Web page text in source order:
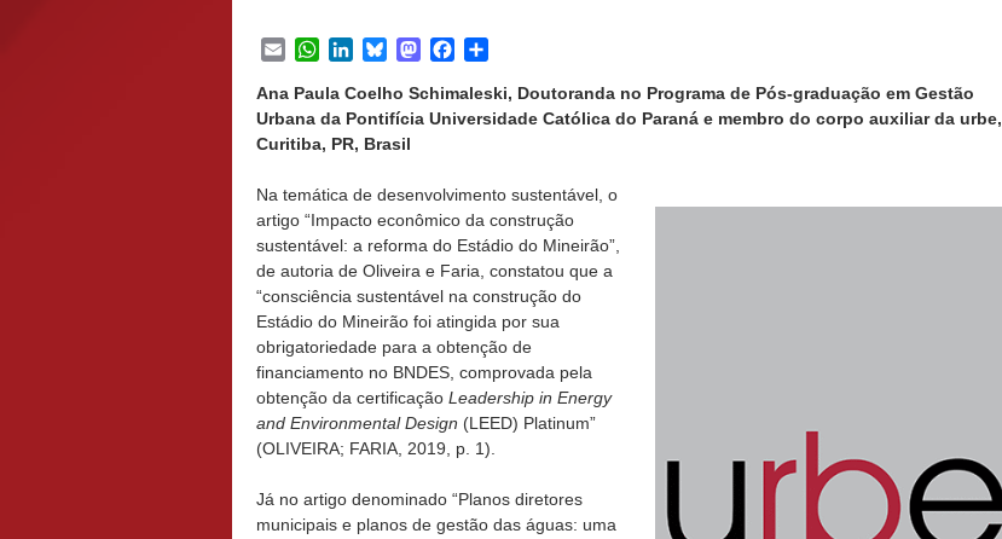
EmailWhatsApp
LinkedInBlueskyMastodonFacebook
Ana Paula Coelho Schimaleski, Doutoranda no Programa de Pós-graduação em Gestão
Urbana da Pontifícia Universidade Católica do Paraná e membro do corpo auxiliar da urbe,
Curitiba, PR, Brasil
Na temática de desenvolvimento sustentável, o
artigo “Impacto econômico da construção
sustentável: a reforma do Estádio do Mineirão”,
de autoria de Oliveira e Faria, constatou que a
“consciência sustentável na construção do
Estádio do Mineirão foi atingida por sua
obrigatoriedade para a obtenção de
financiamento no BNDES, comprovada pela
obtenção da certificação Leadership in Energy
and Environmental Design (LEED) Platinum”
(OLIVEIRA; FARIA, 2019, p. 1).
Já no artigo denominado “Planos diretores
municipais e planos de gestão das águas: uma